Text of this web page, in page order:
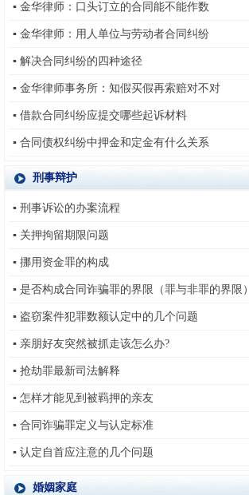
▪ 金华律师：口头订立的合同能不能作数
▪ 金华律师：用人单位与劳动者合同纠纷
▪ 解决合同纠纷的四种途径
▪ 金华律师事务所：知假买假再索赔对不对
▪ 借款合同纠纷应提交哪些起诉材料
▪ 合同债权纠纷中押金和定金有什么关系
刑事辩护
▪ 刑事诉讼的办案流程
▪ 关押拘留期限问题
▪ 挪用资金罪的构成
▪ 是否构成合同诈骗罪的界限（罪与非罪的界限）
▪ 盗窃案件犯罪数额认定中的几个问题
▪ 亲朋好友突然被抓走该怎么办?
▪ 抢劫罪最新司法解释
▪ 怎样才能见到被羁押的亲友
▪ 合同诈骗罪定义与认定标准
▪ 认定自首应注意的几个问题
婚姻家庭